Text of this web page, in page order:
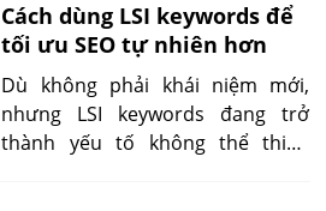
website không chỉ bao phủ nhiều
truy vấn hơn mà còn tăng khả
năng vào Featured Snippet và
People Also Ask.
Cách dùng LSI keywords để
tối ưu SEO tự nhiên hơn
Dù không phải khái niệm mới,
nhưng LSI keywords đang trở
thành yếu tố không thể thiếu